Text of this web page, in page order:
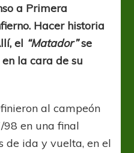
del
siglo
a Primera
Hacer historia
el “Matador”se
la cara de su
al campeón
en una final
de ida y vuelta, en el